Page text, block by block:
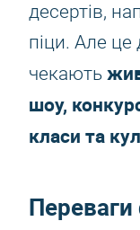
десертів,
піци. Але це
чекають
шоу,
класи та